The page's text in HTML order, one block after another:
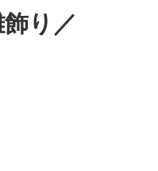
り／